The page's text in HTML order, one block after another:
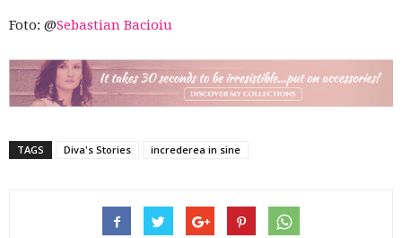
Foto: @Sebastian Bacioiu
TAGS Diva's Stories increderea in sine